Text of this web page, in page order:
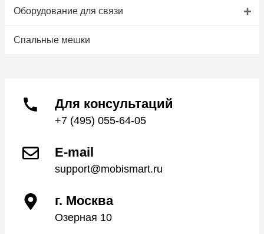
Оборудование для связи +
Спальные мешки
Для консультаций
+7 (495) 055-64-05
E-mail
support@mobismart.ru
г. Москва
Озерная 10